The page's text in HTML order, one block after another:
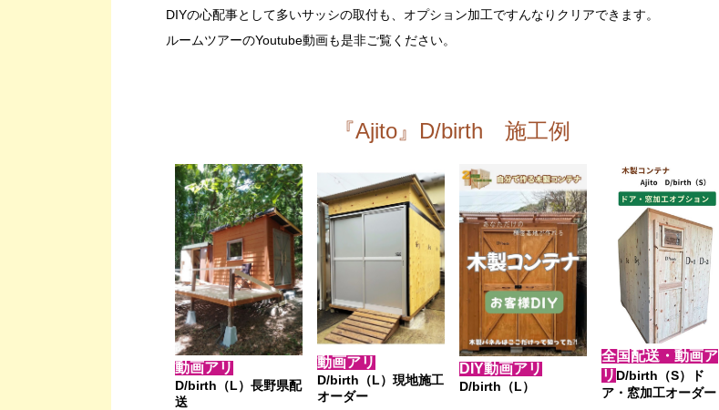
DIYの心配事として多いサッシの取付も、オプション加工ですんなりクリアできます。
ルームツアーのYoutube動画も是非ご覧ください。
『Ajito』D/birth 施工例
動画アリ
D/birth（L）長野県配
送
動画アリ
D/birth（L）現地施工
オーダー
DIY動画アリ
D/birth（L）
全国配送・動画ア
リ D/birth（S）ド
ア・窓加工オーダー